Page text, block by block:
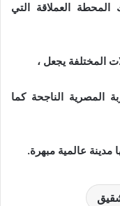
العملاقة التي
المختلفة يجعل ،
المصرية الناجحة كما
مدينة عالمية مبهرة.